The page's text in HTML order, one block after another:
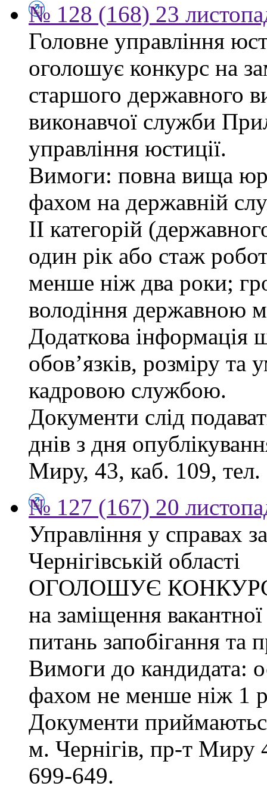
№ 128 (168) 23
Головне управління
оголошує конкурс на
старшого державного
виконавчої служби
управління юстиції.
Вимоги: повна вища
фахом на державній
ІІ категорій
один рік або стаж
менше ніж два роки;
володіння державною
Додаткова інформація
обов’язків, розміру та
кадровою службою.
Документи слід
днів з дня
Миру, 43, каб. 109,
№ 127 (167) 20
Управління у справах
Чернігівській області
ОГОЛОШУЄ
на заміщення
питань запобігання та
Вимоги до кандидата:
фахом не менше ніж 1
Документи
м. Чернігів, пр-т Миру
699-649.